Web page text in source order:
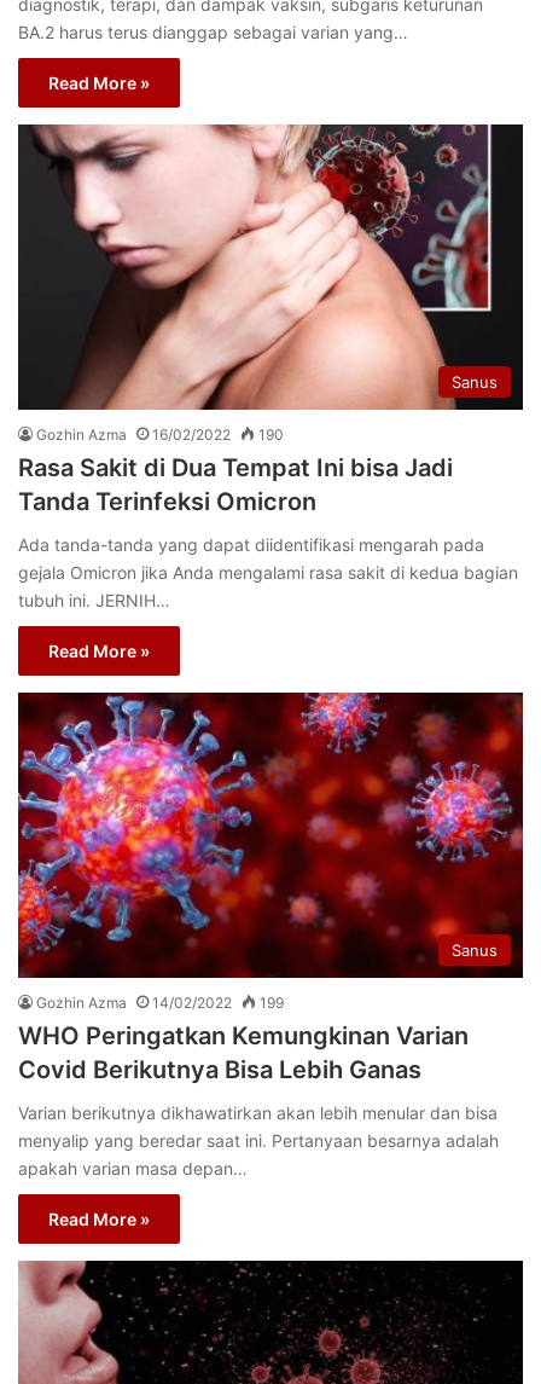
diagnostik, terapi, dan dampak vaksin, subgaris keturunan
BA.2 harus terus dianggap sebagai varian yang…
Read More »
Sanus
Gozhin Azma 16/02/2022 190
Rasa Sakit di Dua Tempat Ini bisa Jadi
Tanda Terinfeksi Omicron
Ada tanda-tanda yang dapat diidentifikasi mengarah pada
gejala Omicron jika Anda mengalami rasa sakit di kedua bagian
tubuh ini. JERNIH…
Read More »
Sanus
Gozhin Azma 14/02/2022 199
WHO Peringatkan Kemungkinan Varian
Covid Berikutnya Bisa Lebih Ganas
Varian berikutnya dikhawatirkan akan lebih menular dan bisa
menyalip yang beredar saat ini. Pertanyaan besarnya adalah
apakah varian masa depan…
Read More »